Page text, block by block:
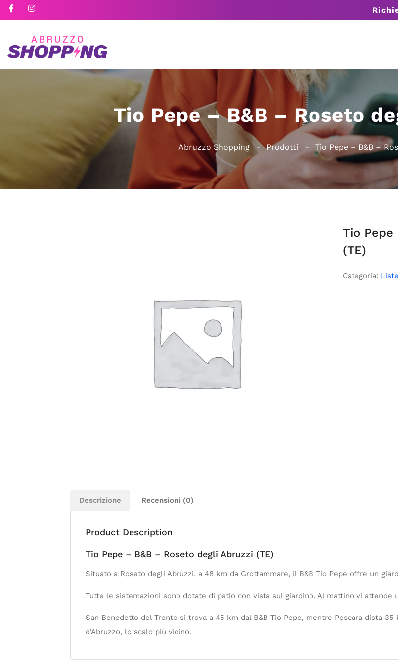
Tio Pepe – B&B – Roseto
Abruzzo Shopping Prodotti Tio Pepe – B&B –
Tio Pepe
(TE)
Categoria:
Descrizione Recensioni (0)
Product Description
Tio Pepe – B&B – Roseto degli Abruzzi (TE)
Situato a Roseto degli Abruzzi, a 48 km da Grottammare, il B&B Tio Pepe offre un
Tutte le sistemazioni sono dotate di patio con vista sul giardino. Al mattino vi attende
San Benedetto del Tronto si trova a 45 km dal B&B Tio Pepe, mentre Pescara dista
d’Abruzzo, lo scalo più vicino.